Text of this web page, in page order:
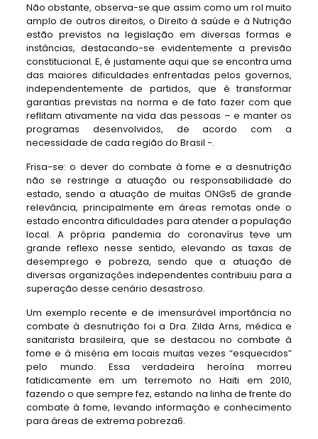
Não obstante, observa-se que assim como um rol muito
amplo de outros direitos, o Direito à saúde e à Nutrição
estão previstos na legislação em diversas formas e
instâncias, destacando-se evidentemente a previsão
constitucional. E, é justamente aqui que se encontra uma
das maiores dificuldades enfrentadas pelos governos,
independentemente de partidos, que é transformar
garantias previstas na norma e de fato fazer com que
reflitam ativamente na vida das pessoas – e manter os
programas desenvolvidos, de acordo com a
necessidade de cada região do Brasil -.
Frisa-se: o dever do combate à fome e a desnutrição
não se restringe a atuação ou responsabilidade do
estado, sendo a atuação de muitas ONGs5 de grande
relevância, principalmente em áreas remotas onde o
estado encontra dificuldades para atender a população
local. A própria pandemia do coronavírus teve um
grande reflexo nesse sentido, elevando as taxas de
desemprego e pobreza, sendo que a atuação de
diversas organizações independentes contribuiu para a
superação desse cenário desastroso.
Um exemplo recente e de imensurável importância no
combate à desnutrição foi a Dra. Zilda Arns, médica e
sanitarista brasileira, que se destacou no combate à
fome e à miséria em locais muitas vezes “esquecidos”
pelo mundo. Essa verdadeira heroína morreu
fatidicamente em um terremoto no Haiti em 2010,
fazendo o que sempre fez, estando na linha de frente do
combate à fome, levando informação e conhecimento
para áreas de extrema pobreza6.